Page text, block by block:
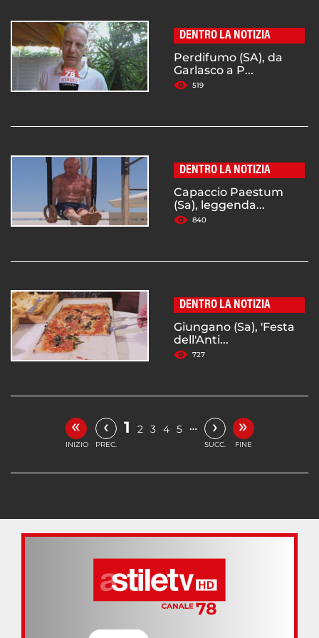
DENTRO LA NOTIZIA
Perdifumo (SA), da
Garlasco a P...
519
DENTRO LA NOTIZIA
Capaccio Paestum
(Sa), leggenda...
840
DENTRO LA NOTIZIA
Giungano (Sa), 'Festa
dell'Anti...
727
«
INIZIO
‹
PREC.
1 2 3 4 5 … ›
SUCC.
»
FINE